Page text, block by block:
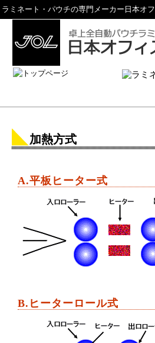
ラミネート・パウチの専門メーカー日本オ
加熱方式
A.平板ヒーター式
B.ヒーターロール式